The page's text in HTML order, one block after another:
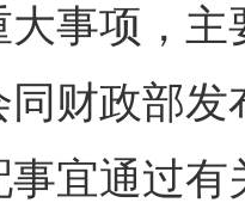
事项，
财政部
事宜通过